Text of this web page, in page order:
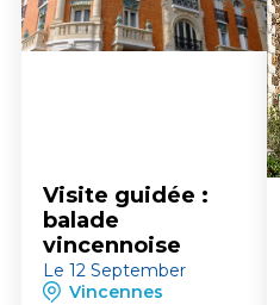
Visite guidée :
balade
vincennoise
Le 12 September
Vincennes